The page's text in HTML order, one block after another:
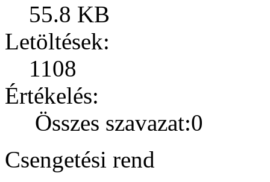
55.8 KB
Letöltések:
1108
Értékelés:
Összes szavazat:0
Csengetési rend